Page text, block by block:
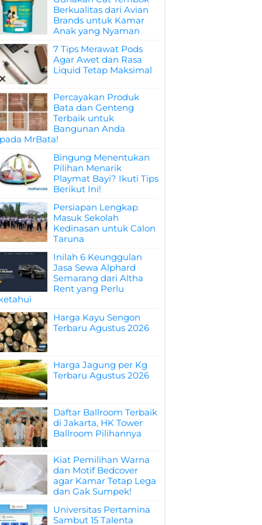
Berkualitas dari Avian
Brands untuk Kamar
Anak yang Nyaman
7 Tips Merawat Pods
Agar Awet dan Rasa
Liquid Tetap Maksimal
Percayakan Produk
Bata dan Genteng
Terbaik untuk
Bangunan Anda
MrBata!
Bingung Menentukan
Pilihan Menarik
Playmat Bayi? Ikuti Tips
Berikut Ini!
Persiapan Lengkap
Masuk Sekolah
Kedinasan untuk Calon
Taruna
Inilah 6 Keunggulan
Jasa Sewa Alphard
Semarang dari Altha
Rent yang Perlu
Harga Kayu Sengon
Terbaru Agustus 2026
Harga Jagung per Kg
Terbaru Agustus 2026
Daftar Ballroom Terbaik
di Jakarta, HK Tower
Ballroom Pilihannya
Kiat Pemilihan Warna
dan Motif Bedcover
agar Kamar Tetap Lega
dan Gak Sumpek!
Universitas Pertamina
Sambut 15 Talenta